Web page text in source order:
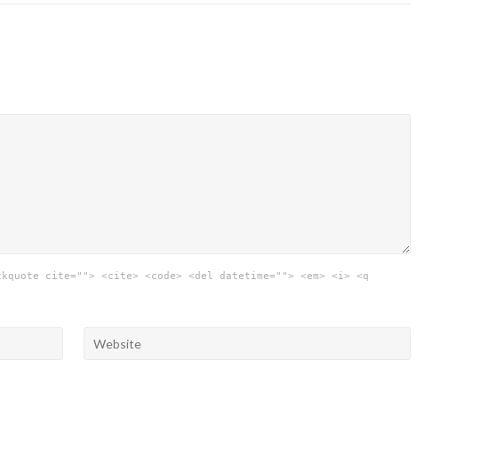
cite=""> <cite> <code> <del datetime=""> <em> <i> <q